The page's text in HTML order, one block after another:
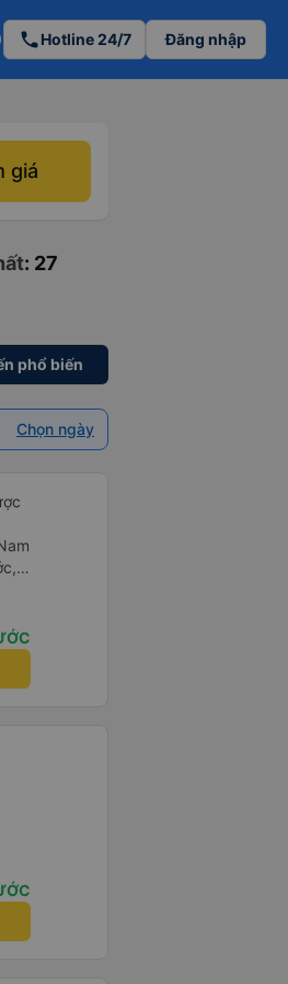
phoneHotline 24/7 Đăng nhập
giá
: 27
phổ biến
Chọn ngày
và
✈️